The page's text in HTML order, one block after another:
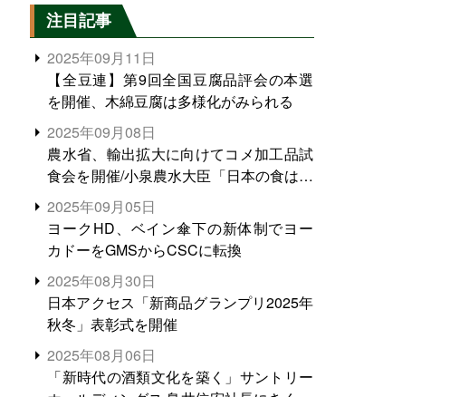
注目記事
2025年09月11日
【全豆連】第9回全国豆腐品評会の本選
を開催、木綿豆腐は多様化がみられる
2025年09月08日
農水省、輸出拡大に向けてコメ加工品試
食会を開催/小泉農水大臣「日本の食は世
界でトップをとれる。米増産に向けて、
米輸出需要の拡大を」
2025年09月05日
ヨークHD、ベイン傘下の新体制でヨー
カドーをGMSからCSCに転換
2025年08月30日
日本アクセス「新商品グランプリ2025年
秋冬」表彰式を開催
2025年08月06日
「新時代の酒類文化を築く」サントリー